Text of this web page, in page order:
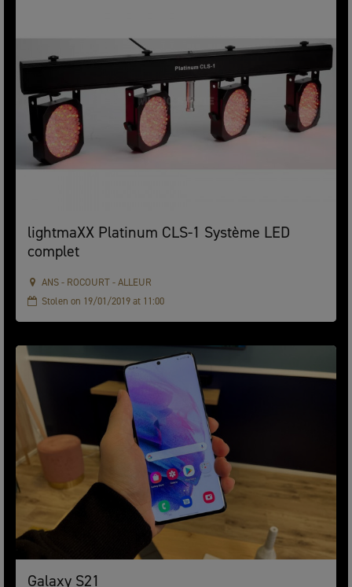
lightmaXX Platinum CLS-1 Système LED
complet
ANS - ROCOURT - ALLEUR
Stolen on 19/01/2019 at 11:00
Galaxy S21